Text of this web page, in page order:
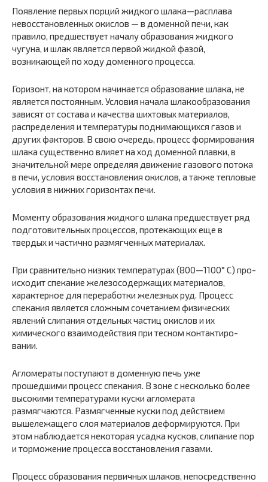
Появление первых порций жидкого шлака—расплава
невосста­новленных окислов — в доменной печи, как
правило, предше­ствует началу образования жидкого
чугуна, и шлак является пер­вой жидкой фазой,
возникающей по ходу доменного процесса.
Горизонт, на котором начинается образование шлака, не
яв­ляется постоянным. Условия начала шлакообразования
зависят от состава и качества шихтовых материалов,
распределения и температуры поднимающихся газов и
других факторов. В свою оче­редь, процесс формирования
шлака существенно влияет на ход доменной плавки, в
значительной мере определяя движение газо­вого потока
в печи, условия восстановления окислов, а также тепловые
условия в нижних горизонтах печи.
Моменту образования жидкого шлака предшествует ряд
под­готовительных процессов, протекающих еще в
твердых и частично размягченных материалах.
При сравнительно низких температурах (800—1100° С) про­
исходит спекание железосодержащих материалов,
характерное для переработки железных руд. Процесс
спекания является слож­ным сочетанием физических
явлений слипания отдельных частиц окислов и их
химического взаимодействия при тесном контактиро­
вании.
Агломераты поступают в доменную печь уже
прошедшими про­цесс спекания. В зоне с несколько более
высокими температурами куски агломерата
размягчаются. Размягченные куски под действием
вышележащего слоя материалов деформируются. При
этом наблюдается некоторая усадка кусков, слипание пор
и тор­можение процесса восстановления газами.
Процесс образования первичных шлаков, непосредственно